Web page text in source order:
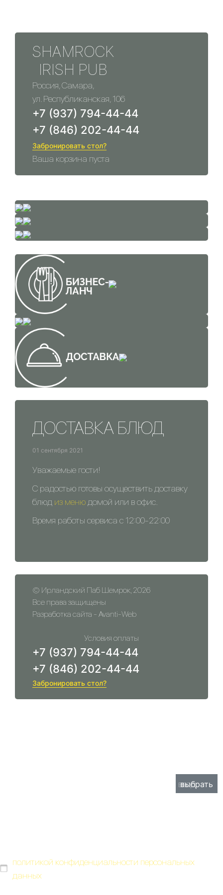
SHAMROCK
IRISH PUB
Россия, Самара,
ул. Республиканская, 106
+7 (937) 794-44-44
+7 (846) 202-44-44
Забронировать стол?
Ваша корзина пуста
ДОСТАВКА БЛЮД
01 сентября 2021
Уважаемые гости!
С радостью готовы осуществить доставку
блюд из меню домой или в офис.
Время работы сервиса с 12:00-22:00
© Ирландский Паб Шемрок, 2026
Все права защищены
Разработка сайта - Avanti-Web
Условия оплаты
+7 (937) 794-44-44
+7 (846) 202-44-44
Забронировать стол?
Неверный ввод
политикой конфиденциальности персональных
данных